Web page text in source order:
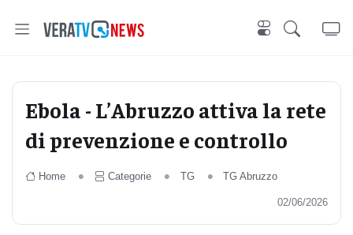
Ebola - L’Abruzzo attiva la rete
di prevenzione e controllo
Home Categorie TG TG Abruzzo
02/06/2026